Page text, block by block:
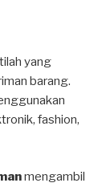
yang
barang.
fashion,
mengambil